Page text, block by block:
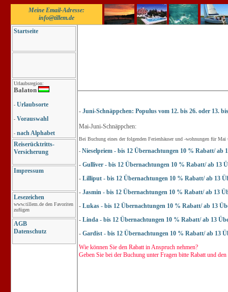
Meine Email-Adresse:
info@tillem.de
Startseite
Urlaubsregion:
Balaton
- Urlaubsorte
- Vorauswahl
-nach Alphabet
Reiserücktritts-
Versicherung
Impressum
Lesezeichen
www.tillem.de den Favoriten
zufügen
AGB
Datenschutz
-Juni-Schnäppchen: Populus vom 12. bis 26. oder 13.
Mai-Juni-Schnäppchen:
Bei Buchung eines der folgenden Ferienhäuser und -wohnungen für
- Nieselpriem - bis 12 Übernachtungen 10 % Rabatt/ ab
-Gulliver - bis 12 Übernachtungen 10 % Rabatt/ ab 13
-Lilliput - bis 12 Übernachtungen 10 % Rabatt/ ab 13
-Jasmin - bis 12 Übernachtungen 10 % Rabatt/ ab 13
-Lukas - bis 12 Übernachtungen 10 % Rabatt/ ab 13
-Linda - bis 12 Übernachtungen 10 % Rabatt/ ab 13
-Gardist - bis 12 Übernachtungen 10 % Rabatt/ ab 13
Wie können Sie den Rabatt in Anspruch nehmen?
Geben Sie bei der Buchung unter Fragen bitte Rabatt und